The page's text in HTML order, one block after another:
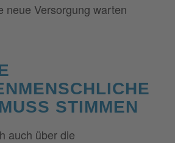
neue Versorgung warten
STIMMEN
auch über die